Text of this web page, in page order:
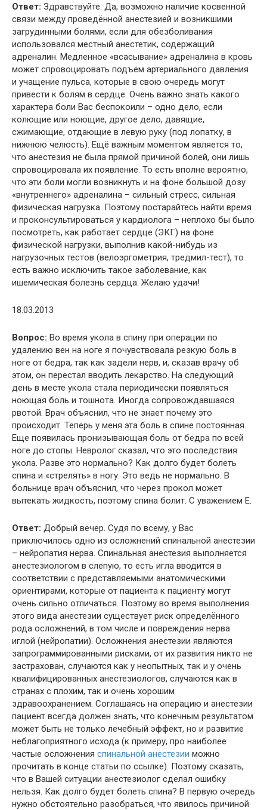
Ответ: Здравствуйте. Да, возможно наличие косвенной
связи между проведённой анестезией и возникшими
загрудинными болями, если для обезболивания
использовался местный анестетик, содержащий
адреналин. Медленное «всасывание» адреналина в кровь
может спровоцировать подъём артериального давления
и учащение пульса, которые в свою очередь могут
привести к болям в сердце. Очень важно знать какого
характера боли Вас беспокоили – одно дело, если
колющие или ноющие, другое дело, давящие,
сжимающие, отдающие в левую руку (под лопатку, в
нижнюю челюсть). Ещё важным моментом является то,
что анестезия не была прямой причиной болей, они лишь
спровоцировала их появление. То есть вполне вероятно,
что эти боли могли возникнуть и на фоне большой дозу
«внутреннего» адреналина – сильный стресс, сильная
физическая нагрузка. Поэтому постарайтесь найти время
и проконсультироваться у кардиолога – неплохо бы было
посмотреть, как работает сердце (ЭКГ) на фоне
физической нагрузки, выполнив какой-нибудь из
нагрузочных тестов (велоэргометрия, тредмил-тест), то
есть важно исключить такое заболевание, как
ишемическая болезнь сердца. Желаю удачи!
18.03.2013
Вопрос: Во время укола в спину при операции по
удалению вен на ноге я почувствовала резкую боль в
ноге от бедра, так как задели нерв, и, сказав врачу об
этом, он перестал вводить лекарство. На следующий
день в месте укола стала периодически появляться
ноющая боль и тошнота. Иногда сопровождавшаяся
рвотой. Врач объяснил, что не знает почему это
происходит. Теперь у меня эта боль в спине постоянная.
Еще появилась пронизывающая боль от бедра по всей
ноге до стопы. Невролог сказал, что это последствия
укола. Разве это нормально? Как долго будет болеть
спина и «стрелять» в ногу. Это ведь не нормально. В
больнице врач объяснил, что через прокол может
вытекать жидкость, поэтому спина болит. С уважением Е.
Ответ: Добрый вечер. Судя по всему, у Вас
приключилось одно из осложнений спинальной анестезии
– нейропатия нерва. Спинальная анестезия выполняется
анестезиологом в слепую, то есть игла вводится в
соответствии с представляемыми анатомическими
ориентирами, которые от пациента к пациенту могут
очень сильно отличаться. Поэтому во время выполнения
этого вида анестезии существует риск определённого
рода осложнений, в том числе и повреждения нерва
иглой (нейропатии). Осложнения анестезии являются
запрограммированными рисками, от их развития никто не
застрахован, случаются как у неопытных, так и у очень
квалифицированных анестезиологов, случаются как в
странах с плохим, так и очень хорошим
здравоохранением. Соглашаясь на операцию и анестезии
пациент всегда должен знать, что конечным результатом
может быть не только лечебный эффект, но и развитие
неблагоприятного исхода (к примеру, про наиболее
частые осложнения спинальной анестезии можно
прочитать в конце статьи по ссылке). Поэтому сказать,
что в Вашей ситуации анестезиолог сделал ошибку
нельзя. Как долго будет болеть спина? В первую очередь
нужно обстоятельно разобраться, что явилось причиной